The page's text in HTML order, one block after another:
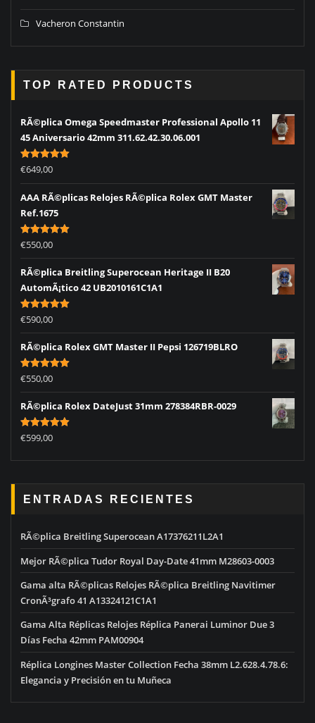
Vacheron Constantin
TOP RATED PRODUCTS
RÃ©plica Omega Speedmaster Professional Apollo 11
45 Aniversario 42mm 311.62.42.30.06.001
Rated5.00
out of 5
€649,00
AAA RÃ©plicas Relojes RÃ©plica Rolex GMT Master
Ref.1675
Rated5.00
out of 5
€550,00
RÃ©plica Breitling Superocean Heritage II B20
AutomÃ¡tico 42 UB2010161C1A1
Rated5.00
out of 5
€590,00
RÃ©plica Rolex GMT Master II Pepsi 126719BLRO
Rated5.00
out of 5
€550,00
RÃ©plica Rolex DateJust 31mm 278384RBR-0029
Rated5.00
out of 5
€599,00
ENTRADAS RECIENTES
RÃ©plica Breitling Superocean A17376211L2A1
Mejor RÃ©plica Tudor Royal Day-Date 41mm M28603-0003
Gama alta RÃ©plicas Relojes RÃ©plica Breitling Navitimer
CronÃ³grafo 41 A13324121C1A1
Gama Alta Réplicas Relojes Réplica Panerai Luminor Due 3
Días Fecha 42mm PAM00904
Réplica Longines Master Collection Fecha 38mm L2.628.4.78.6:
Elegancia y Precisión en tu Muñeca